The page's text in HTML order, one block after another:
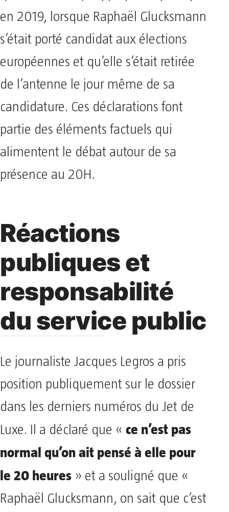
en 2019, lorsque Raphaël Glucksmann
s’était porté candidat aux élections
européennes et qu’elle s’était retirée
de l’antenne le jour même de sa
candidature. Ces déclarations font
partie des éléments factuels qui
alimentent le débat autour de sa
présence au 20H.
Réactions
publiques et
responsabilité
du service public
Le journaliste Jacques Legros a pris
position publiquement sur le dossier
dans les derniers numéros du Jet de
Luxe. Il a déclaré que « ce n’est pas
normal qu’on ait pensé à elle pour
le 20 heures » et a souligné que «
Raphaël Glucksmann, on sait que c’est